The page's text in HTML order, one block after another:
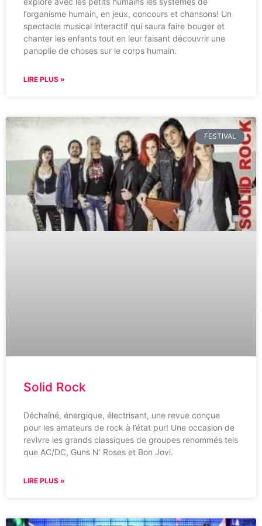
l’organisme humain, en jeux, concours et chansons! Un
spectacle musical interactif qui saura faire bouger et
chanter les enfants tout en leur faisant découvrir une
panoplie de choses sur le corps humain.
LIRE PLUS »
FESTIVAL
Solid Rock
Déchaîné, énergique, électrisant, une revue conçue
pour les amateurs de rock à l’état pur! Une occasion de
revivre les grands classiques de groupes renommés tels
que AC/DC, Guns N’ Roses et Bon Jovi.
LIRE PLUS »